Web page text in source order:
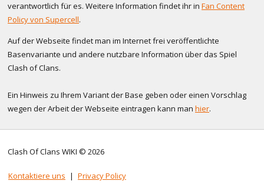
verantwortlich für es. Weitere Information findet ihr in Fan Content
Policy von Supercell.
Auf der Webseite findet man im Internet frei veröffentlichte
Basenvariante und andere nutzbare Information über das Spiel
Clash of Clans.
Ein Hinweis zu Ihrem Variant der Base geben oder einen Vorschlag
wegen der Arbeit der Webseite eintragen kann man hier.
Clash Of Clans WIKI © 2026
Kontaktiere uns | Privacy Policy